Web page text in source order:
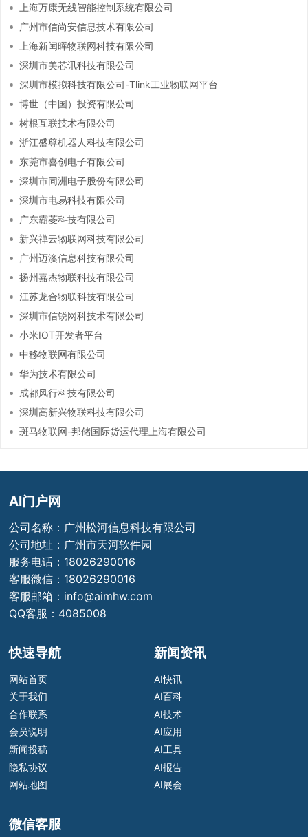
上海万康无线智能控制系统有限公司
广州市信尚安信息技术有限公司
上海新闰晖物联网科技有限公司
深圳市美芯讯科技有限公司
深圳市模拟科技有限公司-Tlink工业物联网平台
博世（中国）投资有限公司
树根互联技术有限公司
浙江盛尊机器人科技有限公司
东莞市喜创电子有限公司
深圳市同洲电子股份有限公司
深圳市电易科技有限公司
广东霸菱科技有限公司
新兴禅云物联网科技有限公司
广州迈澳信息科技有限公司
扬州嘉杰物联科技有限公司
江苏龙合物联科技有限公司
深圳市信锐网科技术有限公司
小米IOT开发者平台
中移物联网有限公司
华为技术有限公司
成都风行科技有限公司
深圳高新兴物联科技有限公司
斑马物联网-邦储国际货运代理上海有限公司
AI门户网
公司名称：广州松河信息科技有限公司
公司地址：广州市天河软件园
服务电话：18026290016
客服微信：18026290016
客服邮箱：info@aimhw.com
QQ客服：4085008
快速导航
网站首页
关于我们
合作联系
会员说明
新闻投稿
隐私协议
网站地图
新闻资讯
AI快讯
AI百科
AI技术
AI应用
AI工具
AI报告
AI展会
微信客服